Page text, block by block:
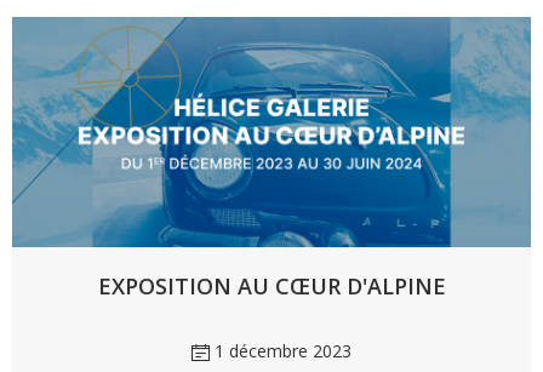
EXPOSITION AU CŒUR D'ALPINE
1 décembre 2023